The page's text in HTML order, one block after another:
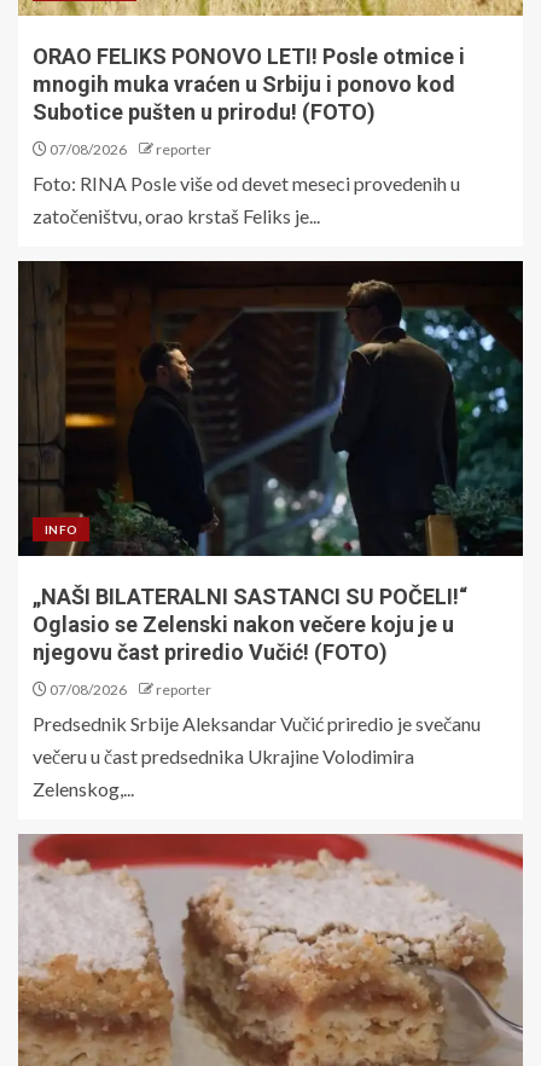
ORAO FELIKS PONOVO LETI! Posle otmice i
mnogih muka vraćen u Srbiju i ponovo kod
Subotice pušten u prirodu! (FOTO)
07/08/2026 reporter
Foto: RINA Posle više od devet meseci provedenih u
zatočeništvu, orao krstaš Feliks je...
INFO
„NAŠI BILATERALNI SASTANCI SU POČELI!“
Oglasio se Zelenski nakon večere koju je u
njegovu čast priredio Vučić! (FOTO)
07/08/2026 reporter
Predsednik Srbije Aleksandar Vučić priredio je svečanu
večeru u čast predsednika Ukrajine Volodimira
Zelenskog,...